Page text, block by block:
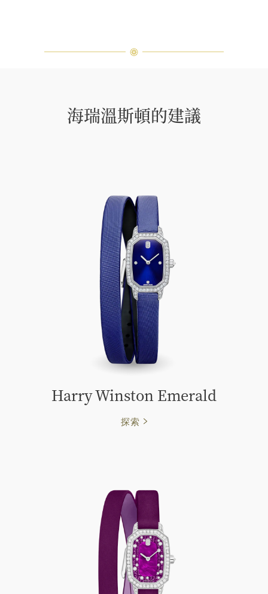
海瑞溫斯頓的建議
Harry Winston Emerald
探索